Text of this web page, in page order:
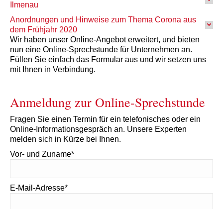
Ilmenau
Anordnungen und Hinweise zum Thema Corona aus
dem Frühjahr 2020
Wir haben unser Online-Angebot erweitert, und bieten
nun eine Online-Sprechstunde für Unternehmen an.
Füllen Sie einfach das Formular aus und wir setzen uns
mit Ihnen in Verbindung.
Anmeldung zur Online-Sprechstunde
Fragen Sie einen Termin für ein telefonisches oder ein
Online-Informationsgespräch an. Unsere Experten
melden sich in Kürze bei Ihnen.
Vor- und Zuname*
E-Mail-Adresse*